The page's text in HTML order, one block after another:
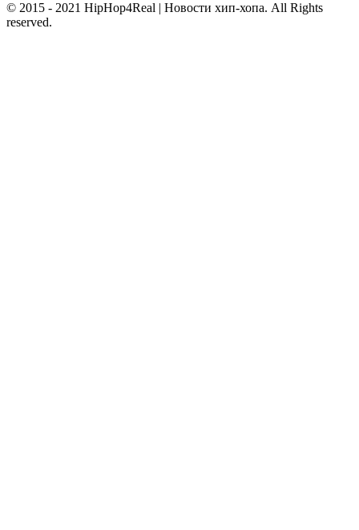
© 2015 - 2021 HipHop4Real | Новости хип-хопа. All Rights
reserved.